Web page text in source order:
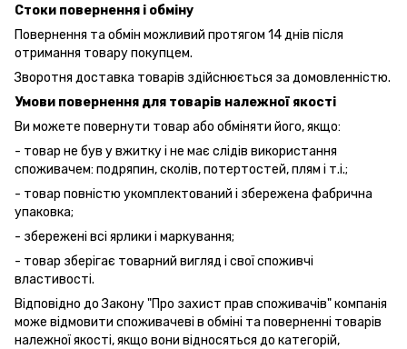
Стоки повернення і обміну
Повернення та обмін можливий протягом 14 днів після
отримання товару покупцем.
Зворотня доставка товарів здійснюється за домовленністю.
Умови повернення для товарів належної якості
Ви можете повернути товар або обміняти його, якщо:
- товар не був у вжитку і не має слідів використання
споживачем: подряпин, сколів, потертостей, плям і т.і.;
- товар повністю укомплектований і збережена фабрична
упаковка;
- збережені всі ярлики і маркування;
- товар зберігає товарний вигляд і свої споживчі
властивості.
Відповідно до Закону "Про захист прав споживачів" компанія
може відмовити споживачеві в обміні та поверненні товарів
належної якості, якщо вони відносяться до категорій,